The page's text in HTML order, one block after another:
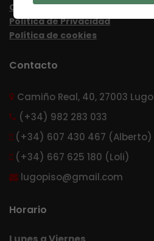
Condiciones de uso
Política de Privacidad
Política de cookies
Contacto
Camiño Real, 40, 27003 Lugo
(+34) 982 283 033
(+34) 607 430 467 (Alberto)
(+34) 667 625 180 (Loli)
lugopiso@gmail.com
Horario